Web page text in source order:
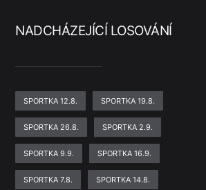
NADCHÁZEJÍCÍ LOSOVÁNÍ
SPORTKA 12.8. SPORTKA 19.8.
SPORTKA 26.8. SPORTKA 2.9.
SPORTKA 9.9. SPORTKA 16.9.
SPORTKA 7.8. SPORTKA 14.8.